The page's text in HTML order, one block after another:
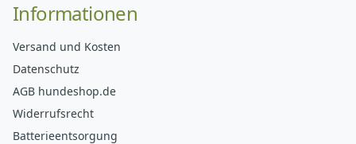
Informationen
Versand und Kosten
Datenschutz
AGB hundeshop.de
Widerrufsrecht
Batterieentsorgung